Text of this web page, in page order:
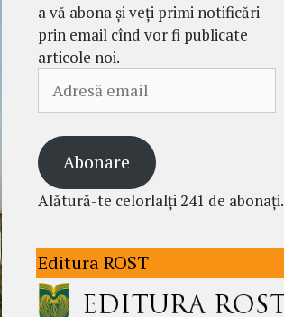
a vă abona și veți primi notificări
prin email cînd vor fi publicate
articole noi.
email
Abonare
Alătură-te celorlalți 241 de abonați.
Editura ROST